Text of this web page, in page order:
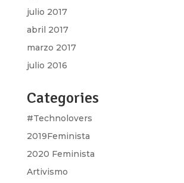
julio 2017
abril 2017
marzo 2017
julio 2016
Categories
#Technolovers
2019Feminista
2020 Feminista
Artivismo